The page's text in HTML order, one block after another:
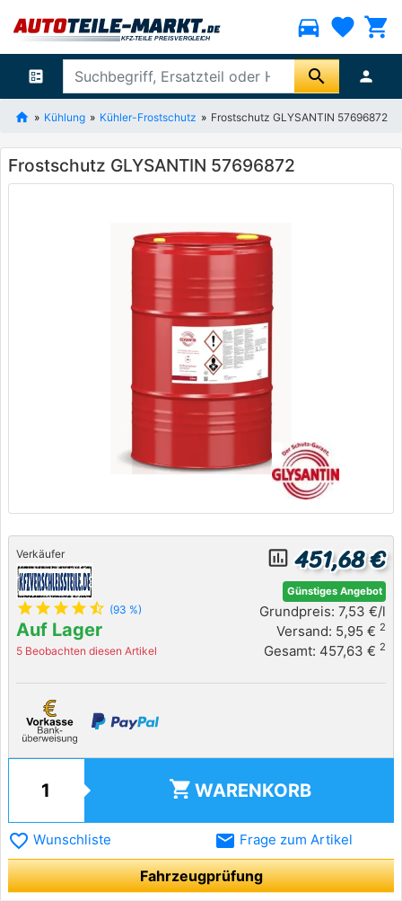
directions_car favorite shopping_cart
ballot search person
Kühlung Kühler-Frostschutz Frostschutz GLYSANTIN 57696872
Frostschutz GLYSANTIN 57696872
Verkäufer
star star star star star_half (93 %)
Auf Lager
5 Beobachten diesen Artikel
insert_chart_outlined 451,68 €
Günstiges Angebot
Grundpreis: 7,53 €/l
Versand: 5,95 € 2
Gesamt: 457,63 € 2
shopping_cart WARENKORB
favorite_border Wunschliste email Frage zum Artikel
Fahrzeugprüfung